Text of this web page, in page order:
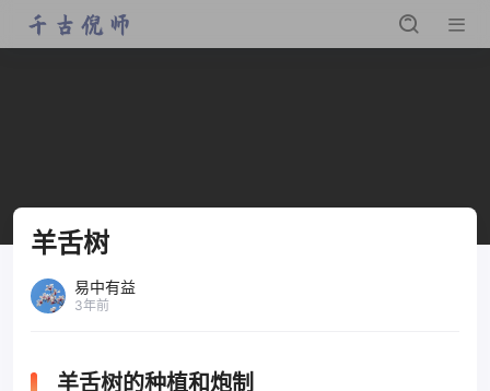
羊舌树
易中有益
3年前
羊舌树的种植和炮制